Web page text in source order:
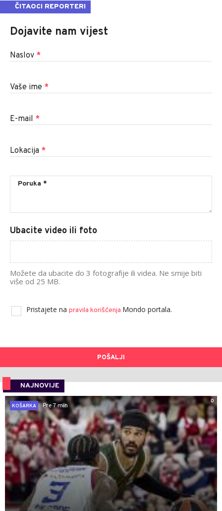
ČITAOCI REPORTERI
Dojavite nam vijest
Naslov *
Vaše ime *
E-mail *
Lokacija *
Ubacite video ili foto
Možete da ubacite do 3 fotografije ili videa. Ne smije biti
više od 25 MB.
Pristajete na pravila korišćenja Mondo portala.
POŠALJI
NAJNOVIJE
0
KOŠARKA
Pre 7 min